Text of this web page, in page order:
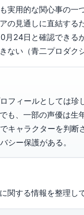
実用的な関心事の一
の見通しに直結する
月24日と確認できる
ない（青二プロダク
フィールとしては
も、一部の声優は生
キャラクターを判断
シー保護がある。
関する情報を整理し